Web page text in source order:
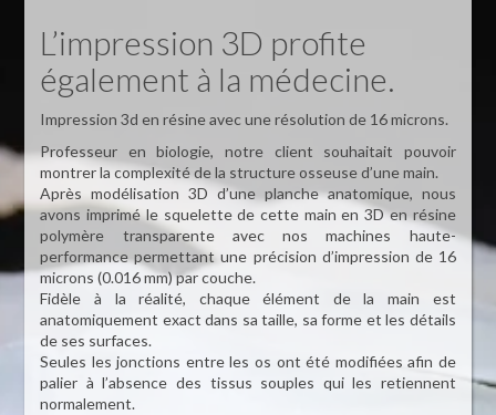
L’impression 3D profite
également à la médecine.
Impression 3d en résine avec une résolution de 16 microns.
Professeur en biologie, notre client souhaitait pouvoir
montrer la complexité de la structure osseuse d’une main.
Après modélisation 3D d’une planche anatomique, nous
avons imprimé le squelette de cette main en 3D en résine
polymère transparente avec nos machines haute-
performance permettant une précision d’impression de 16
microns (0.016 mm) par couche.
Fidèle à la réalité, chaque élément de la main est
anatomiquement exact dans sa taille, sa forme et les détails
de ses surfaces.
Seules les jonctions entre les os ont été modifiées afin de
palier à l’absence des tissus souples qui les retiennent
normalement.